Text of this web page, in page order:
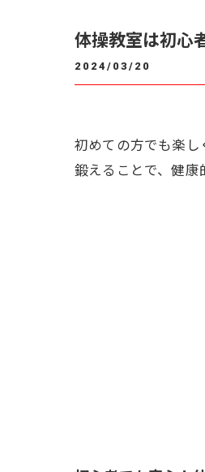
体操教室は初心
2024/03/20
初めての方でも楽し
鍛えることで、健康